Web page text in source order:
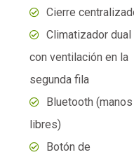
Bluetooth (manos
libres)
Botón de
encendido
Botonera de
cambios eléctrico
(SBW)